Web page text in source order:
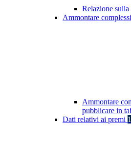
Relazione sulla
Ammontare
Ammontare
pubblicare in
Dati relativi ai premi 1